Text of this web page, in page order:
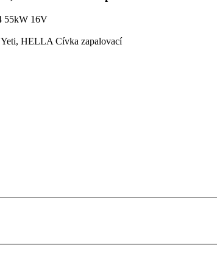
55kW 16V
Yeti, HELLA Cívka zapalovací